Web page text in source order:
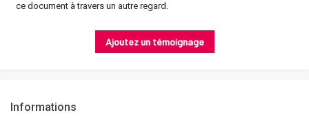
Informations
ce document à travers un autre regard.
Ajoutez un témoignage